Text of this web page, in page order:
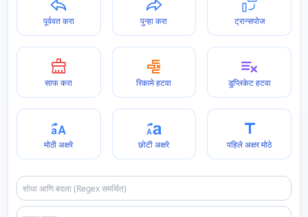
पूर्ववत करा पुन्हा करा ट्रान्सपोज
साफ करा रिकामे हटवा डुप्लिकेट हटवा
मोठी अक्षरे छोटी अक्षरे पहिले अक्षर मोठे